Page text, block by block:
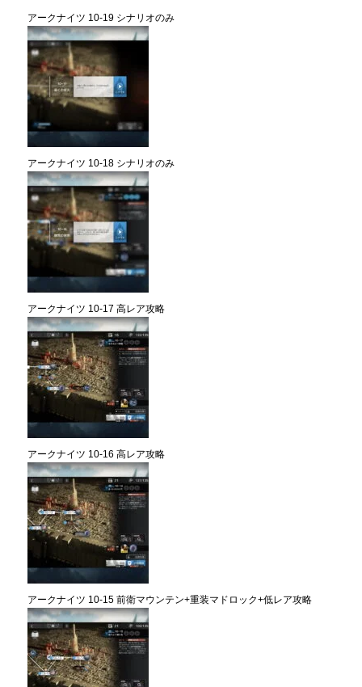
アークナイツ 10-19 シナリオのみ
アークナイツ 10-18 シナリオのみ
アークナイツ 10-17 高レア攻略
アークナイツ 10-16 高レア攻略
アークナイツ 10-15 前衛マウンテン+重装マドロック+低レア攻略